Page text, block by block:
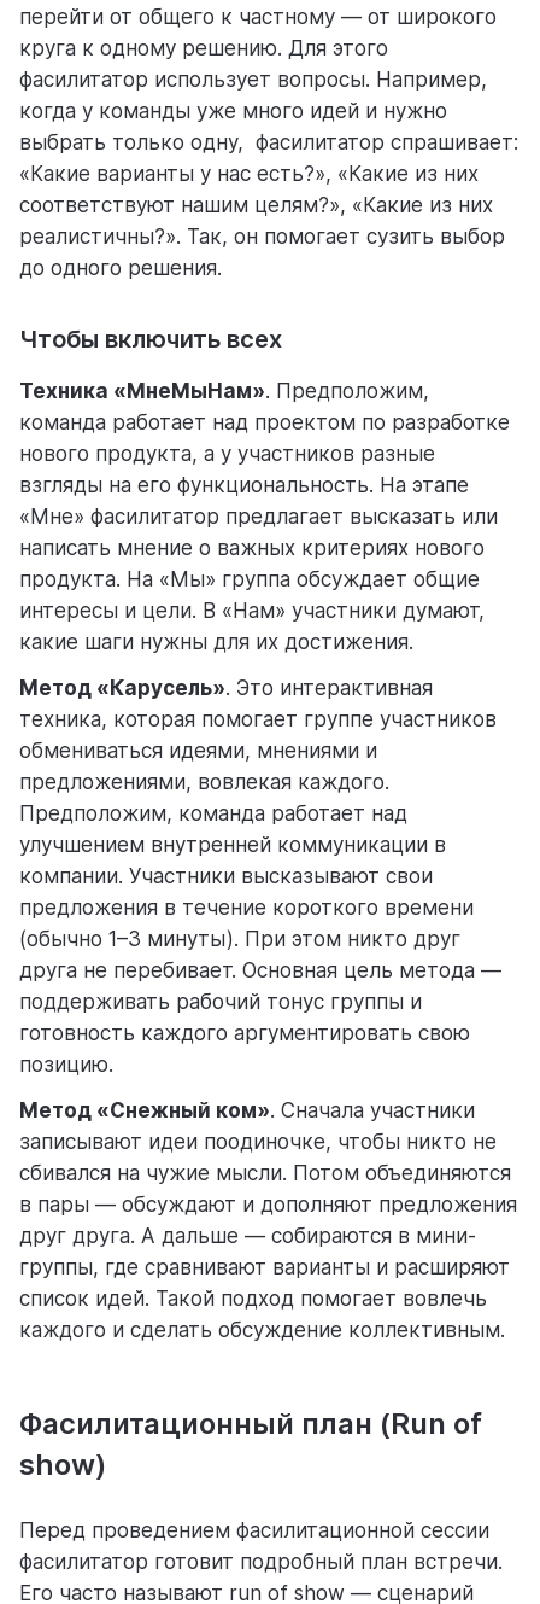
перейти от общего к частному — от широкого
круга к одному решению. Для этого
фасилитатор использует вопросы. Например,
когда у команды уже много идей и нужно
выбрать только одну, фасилитатор спрашивает:
«Какие варианты у нас есть?», «Какие из них
соответствуют нашим целям?», «Какие из них
реалистичны?». Так, он помогает сузить выбор
до одного решения.
Чтобы включить всех
Техника «МнеМыНам». Предположим,
команда работает над проектом по разработке
нового продукта, а у участников разные
взгляды на его функциональность. На этапе
«Мне» фасилитатор предлагает высказать или
написать мнение о важных критериях нового
продукта. На «Мы» группа обсуждает общие
интересы и цели. В «Нам» участники думают,
какие шаги нужны для их достижения.
Метод «Карусель». Это интерактивная
техника, которая помогает группе участников
обмениваться идеями, мнениями и
предложениями, вовлекая каждого.
Предположим, команда работает над
улучшением внутренней коммуникации в
компании. Участники высказывают свои
предложения в течение короткого времени
(обычно 1–3 минуты). При этом никто друг
друга не перебивает. Основная цель метода —
поддерживать рабочий тонус группы и
готовность каждого аргументировать свою
позицию.
Метод «Снежный ком». Сначала участники
записывают идеи поодиночке, чтобы никто не
сбивался на чужие мысли. Потом объединяются
в пары — обсуждают и дополняют предложения
друг друга. А дальше — собираются в мини-
группы, где сравнивают варианты и расширяют
список идей. Такой подход помогает вовлечь
каждого и сделать обсуждение коллективным.
Фасилитационный план (Run of
show)
Перед проведением фасилитационной сессии
фасилитатор готовит подробный план встречи.
Его часто называют run of show — сценарий